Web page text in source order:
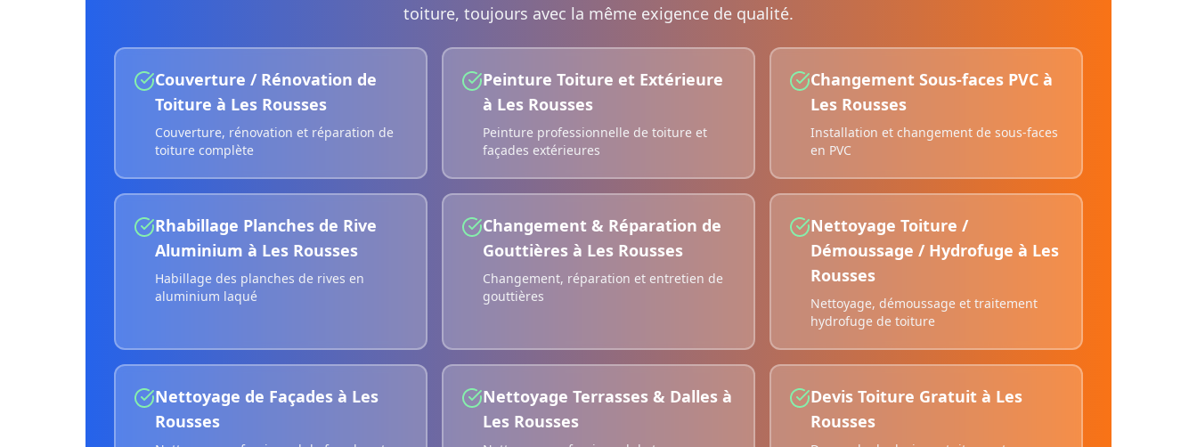
toiture, toujours avec la même exigence de qualité.
Couverture / Rénovation de
Toiture à Les Rousses
Couverture, rénovation et réparation de
toiture complète
Peinture Toiture et Extérieure
à Les Rousses
Peinture professionnelle de toiture et
façades extérieures
Changement Sous-faces PVC à
Les Rousses
Installation et changement de sous-faces
en PVC
Rhabillage Planches de Rive
Aluminium à Les Rousses
Habillage des planches de rives en
aluminium laqué
Changement & Réparation de
Gouttières à Les Rousses
Changement, réparation et entretien de
gouttières
Nettoyage Toiture /
Démoussage / Hydrofuge à Les
Rousses
Nettoyage, démoussage et traitement
hydrofuge de toiture
Nettoyage de Façades à Les
Rousses
Nettoyage Terrasses & Dalles à
Les Rousses
Devis Toiture Gratuit à Les
Rousses